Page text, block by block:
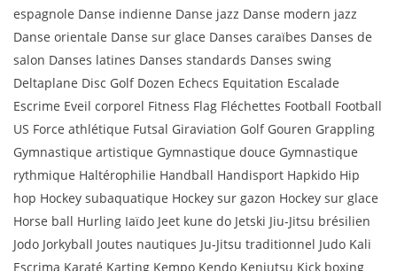
espagnole Danse indienne Danse jazz Danse modern jazz
Danse orientale Danse sur glace Danses caraïbes Danses de
salon Danses latines Danses standards Danses swing
Deltaplane Disc Golf Dozen Echecs Equitation Escalade
Escrime Eveil corporel Fitness Flag Fléchettes Football Football
US Force athlétique Futsal Giraviation Golf Gouren Grappling
Gymnastique artistique Gymnastique douce Gymnastique
rythmique Haltérophilie Handball Handisport Hapkido Hip
hop Hockey subaquatique Hockey sur gazon Hockey sur glace
Horse ball Hurling Iaïdo Jeet kune do Jetski Jiu-Jitsu brésilien
Jodo Jorkyball Joutes nautiques Ju-Jitsu traditionnel Judo Kali
Escrima Karaté Karting Kempo Kendo Kenjutsu Kick boxing